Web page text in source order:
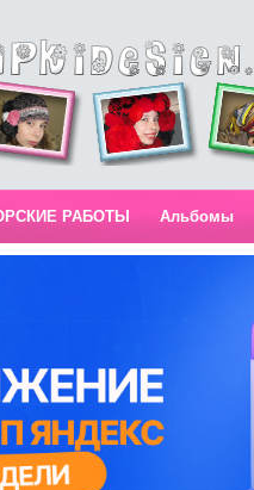
РАБОТЫ Альбомы